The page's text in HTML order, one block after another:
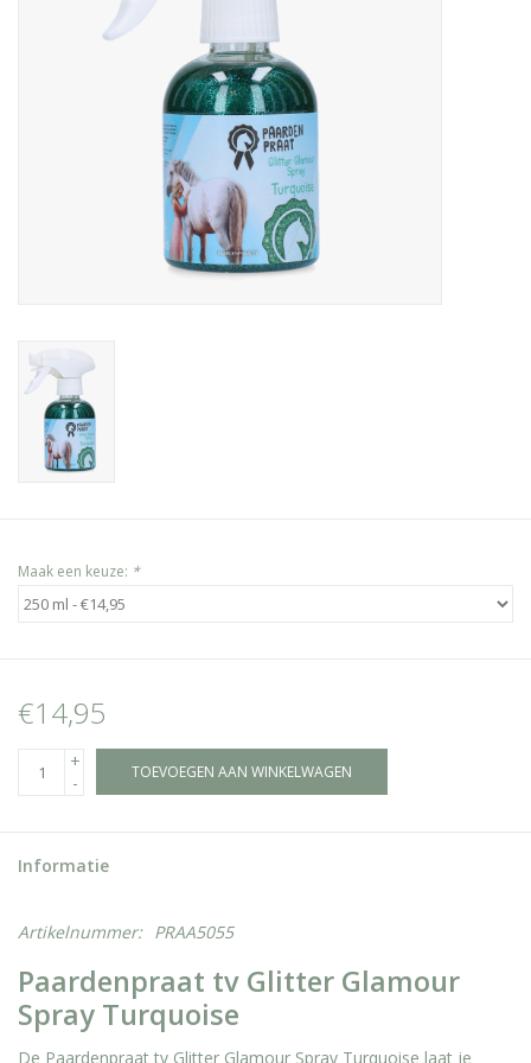
Maak een keuze: *
€14,95
+
-
TOEVOEGEN AAN WINKELWAGEN
Informatie
Artikelnummer: PRAA5055
Paardenpraat tv Glitter Glamour
Spray Turquoise
De Paardenpraat tv Glitter Glamour Spray Turquoise laat je